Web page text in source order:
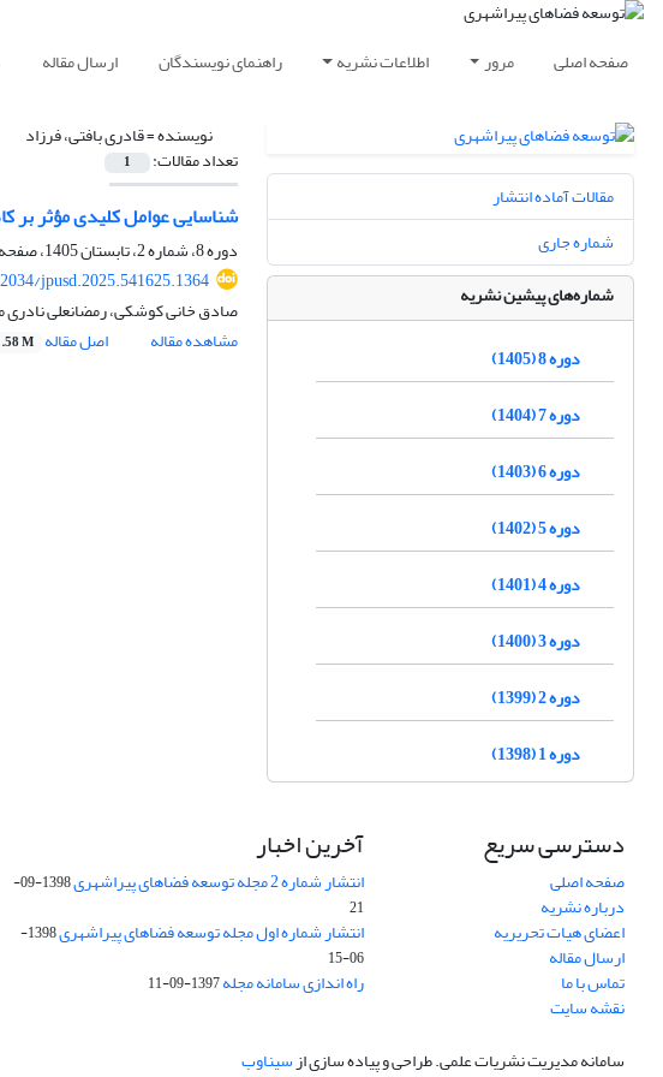
صفحه اصلی مرور اطلاعات نشریه راهنمای نویسندگان ارسال مقاله
نویسنده =قادری بافتی، فرزاد
تعداد مقالات: 1
شناسایی عوامل کلیدی مؤثر بر
دوره 8، شماره 2، تابستان 1405، صفحه
jpusd.2025.541625.1364
صادق خانی کوشکی، رمضانعلی نادری
مشاهده مقاله
اصل مقاله M
مقالات آماده انتشار
شماره جاری
شماره‌های پیشین نشریه
دوره 8 (1405)
دوره 7 (1404)
دوره 6 (1403)
دوره 5 (1402)
دوره 4 (1401)
دوره 3 (1400)
دوره 2 (1399)
دوره 1 (1398)
دسترسی سریع
صفحه اصلی
درباره نشریه
اعضای هیات تحریریه
ارسال مقاله
تماس با ما
نقشه سایت
آخرین اخبار
انتشار شماره 2 مجله توسعه فضاهای پیراشهری
1398-09-
21
انتشار شماره اول مجله توسعه فضاهای پیراشهری
1398-
06-15
راه اندازی سامانه مجله1397-09-11
سامانه مدیریت نشریات علمی.طراحی و پیاده سازی ازسیناوب